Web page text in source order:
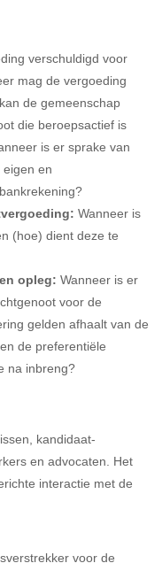
verschuldigd voor
mag de vergoeding
de gemeenschap
die beroepsactief is
is er sprake van
en
Wanneer is
(hoe) dient deze te
opleg: Wanneer is er
voor de
gelden afhaalt van de
de preferentiële
na inbreng?
kandidaat-
en advocaten. Het
interactie met de
voor de